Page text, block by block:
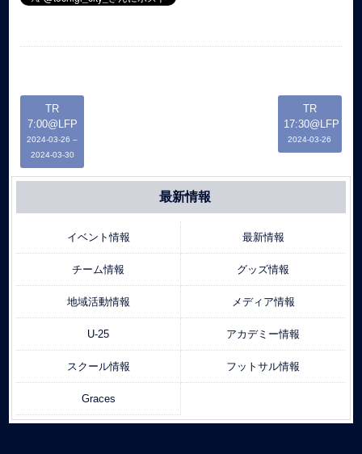
TR
7:00@LFP
2024-03-26–
2024-03-30
TR
17:30@LFP
2024-03-26
最新情報
イベント情報 最新情報
チーム情報 グッズ情報
地域活動情報 メディア情報
U-25 アカデミー情報
スクール情報 フットサル情報
Graces